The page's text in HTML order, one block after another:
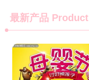
最新产品 Product